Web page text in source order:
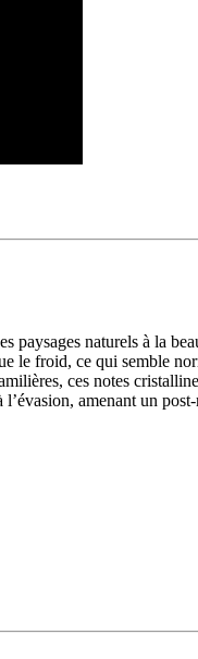
paysages naturels à la
le froid, ce qui semble
ces notes
amenant un